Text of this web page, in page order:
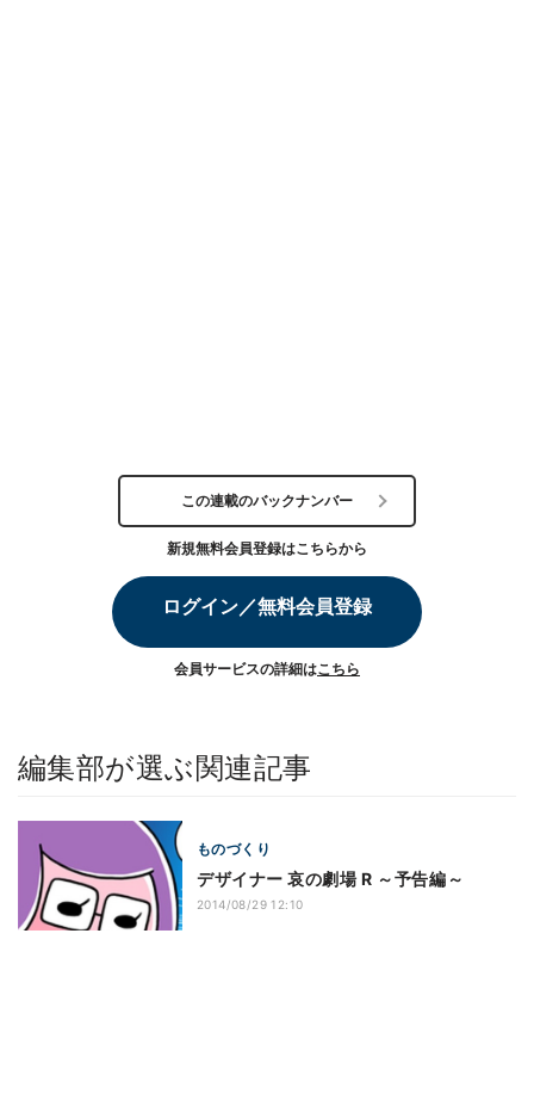
この連載のバックナンバー
新規無料会員登録はこちらから
ログイン／無料会員登録
会員サービスの詳細はこちら
編集部が選ぶ関連記事
ものづくり
デザイナー 哀の劇場 R ～予告編～
2014/08/29 12:10